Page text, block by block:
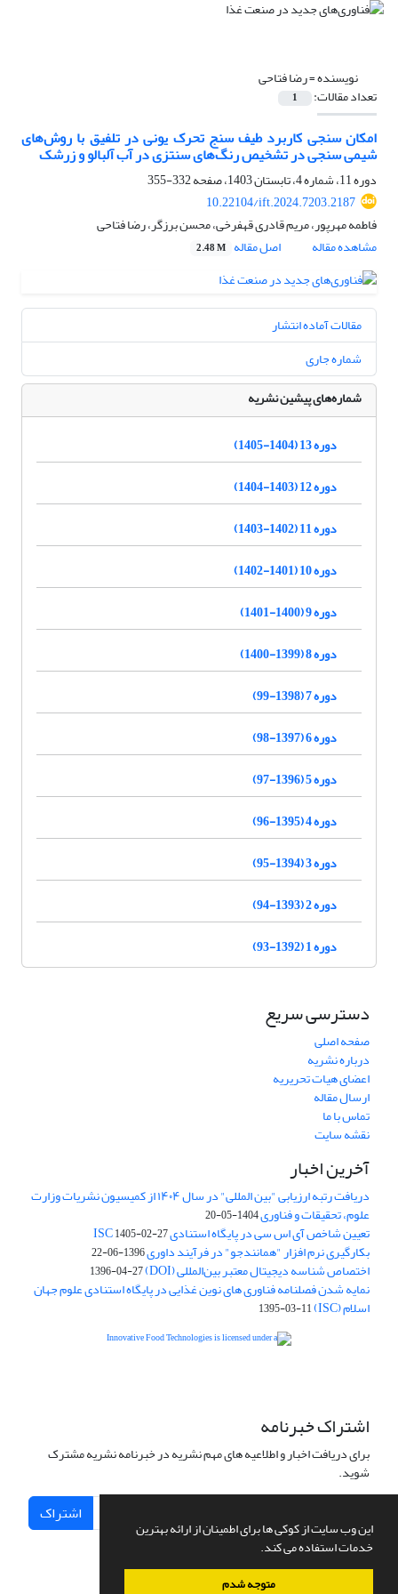
این وب سایت از کوکی ها برای اطمینان از ارائه بهترین
خدمات استفاده می کند.
متوجه شدم
نویسنده =رضا فتاحی
تعداد مقالات: 1
امکان سنجی کاربرد طیف سنج تحرک یونی در تلفیق با روش‌های
‏شیمی سنجی در تشخیص رنگ‌های سنتزی در آب آلبالو و زرشک‎ ‎‏‌‏
دوره 11، شماره 4، تابستان 1403، صفحه
332-355
10.22104/ift.2024.7203.2187
فاطمه مهرپور، مریم قادری قهفرخی، محسن برزگر، رضا فتاحی
مشاهده مقاله
اصل مقاله 2.48 M
مقالات آماده انتشار
شماره جاری
شماره‌های پیشین نشریه
دوره 13 (1404-1405)
دوره 12 (1403-1404)
دوره 11 (1402-1403)
دوره 10 (1401-1402)
دوره 9 (1400-1401)
دوره 8 (1399-1400)
دوره 7 (1398-99)
دوره 6 (1397-98)
دوره 5 (1396-97)
دوره 4 (1395-96)
دوره 3 (1394-95)
دوره 2 (1393-94)
دوره 1 (1392-93)
دسترسی سریع
صفحه اصلی
درباره نشریه
اعضای هیات تحریریه
ارسال مقاله
تماس با ما
نقشه سایت
آخرین اخبار
دریافت رتبه ارزیابی "بین المللی" در سال ۱۴۰۴ از کمیسیون نشریات وزارت
علوم، تحقیقات و فناوری1404-05-20
تعیین شاخص آی اس سی در پایگاه استنادی ISC1405-02-27
بکارگیری نرم افزار "همانندجو" در فرآیند داوری1396-06-22
اختصاص شناسه دیجیتال معتبر بین‌المللی (DOI) 1396-04-27
نمایه شدن فصلنامه فناوری های نوین غذایی در پایگاه استنادی علوم جهان
اسلام (ISC) 1395-03-11
اشتراک خبرنامه
برای دریافت اخبار و اطلاعیه های مهم نشریه در خبرنامه نشریه مشترک
شوید.
اشتراک